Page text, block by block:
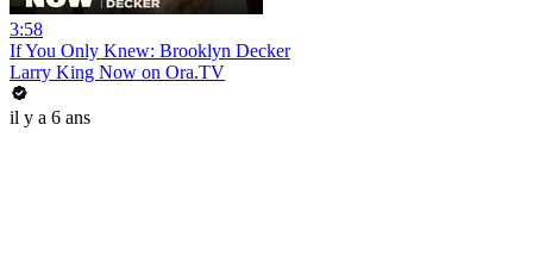
3:58
If You Only Knew: Brooklyn Decker
Larry King Now on Ora.TV
il y a 6 ans